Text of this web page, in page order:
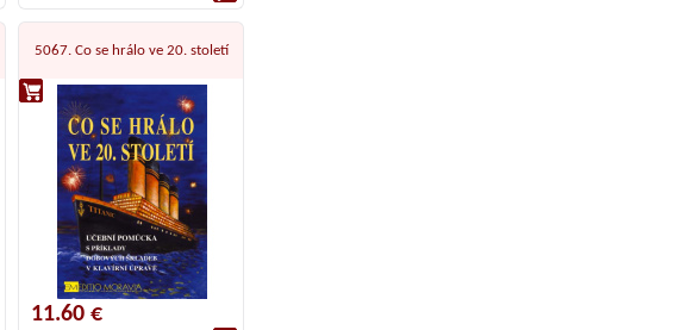
5067. Co se hrálo ve 20. století
11.60 €